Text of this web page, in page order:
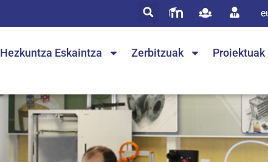
Hezkuntza Eskaintza Zerbitzuak Proiektuak